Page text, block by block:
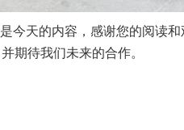
今天的内容，感谢您的阅读
期待我们未来的合作。